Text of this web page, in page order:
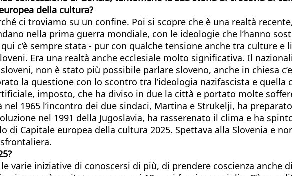
della cultura?
ci troviamo su un confine. Poi si scopre che è una realtà
nella prima guerra mondiale, con le ideologie che l’hanno
c’è sempre stata - pur con qualche tensione anche tra culture
Era una realtà anche ecclesiale molto significativa. Il
non è stato più possibile parlare sloveno, anche in chiesa
la questione con lo scontro tra l’ideologia nazifascista e
imposto, che ha diviso in due la città e portato molte
1965 l’incontro dei due sindaci, Martina e Strukelji, ha
nel 1991 della Jugoslavia, ha rasserenato il clima e ha
di Capitale europea della cultura 2025. Spettava alla Slovenia e
varie iniziative di conoscersi di più, di prendere coscienza anche